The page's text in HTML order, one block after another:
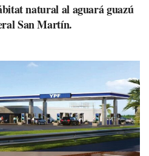
natural al aguará guazú
San Martín.